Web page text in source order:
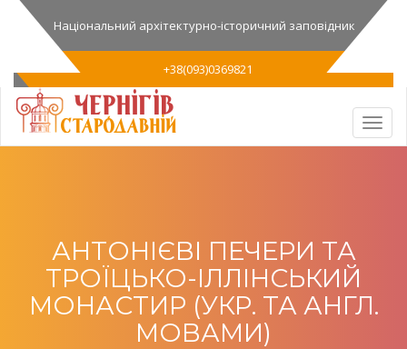
Національний архітектурно-історичний заповідник
+38(093)0369821
АНТОНІЄВІ ПЕЧЕРИ ТА
ТРОЇЦЬКО-ІЛЛІНСЬКИЙ
МОНАСТИР (УКР. ТА АНГЛ.
МОВАМИ)